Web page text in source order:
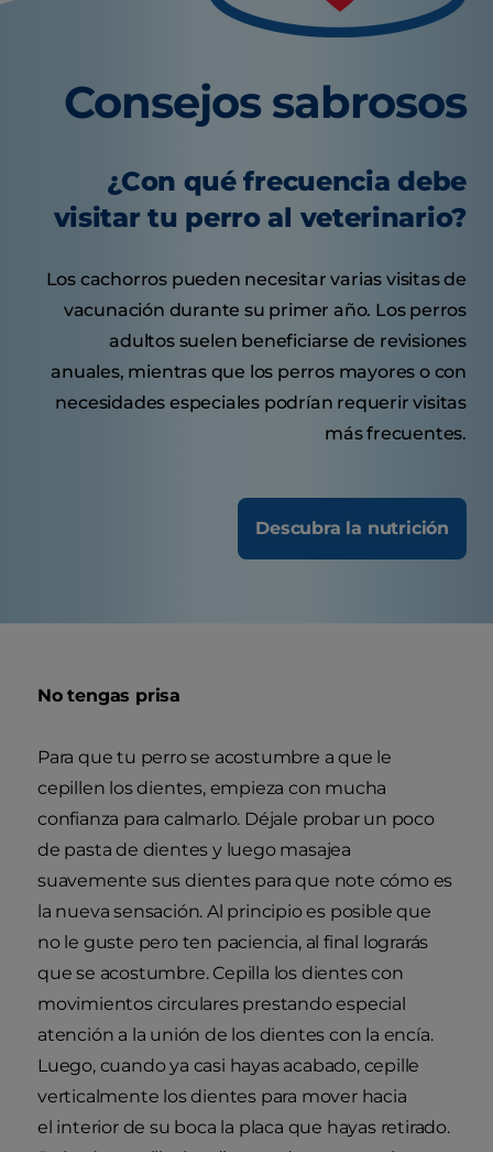
Consejos sabrosos
¿Con qué frecuencia debe
visitar tu perro al veterinario?
Los cachorros pueden necesitar varias visitas de
vacunación durante su primer año. Los perros
adultos suelen beneficiarse de revisiones
anuales, mientras que los perros mayores o con
necesidades especiales podrían requerir visitas
más frecuentes.
Descubra la nutrición
No tengas prisa
Para que tu perro se acostumbre a que le
cepillen los dientes, empieza con mucha
confianza para calmarlo. Déjale probar un poco
de pasta de dientes y luego masajea
suavemente sus dientes para que note cómo es
la nueva sensación. Al principio es posible que
no le guste pero ten paciencia, al final lograrás
que se acostumbre. Cepilla los dientes con
movimientos circulares prestando especial
atención a la unión de los dientes con la encía.
Luego, cuando ya casi hayas acabado, cepille
verticalmente los dientes para mover hacia
el interior de su boca la placa que hayas retirado.